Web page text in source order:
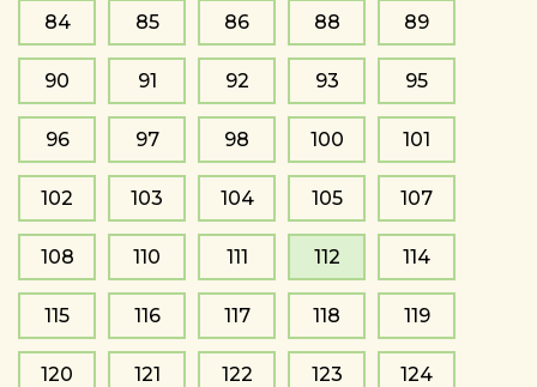
84 85 86 88 89
90 91 92 93 95
96 97 98 100 101
102 103 104 105 107
108 110 111 112 114
115 116 117 118 119
120 121 122 123 124